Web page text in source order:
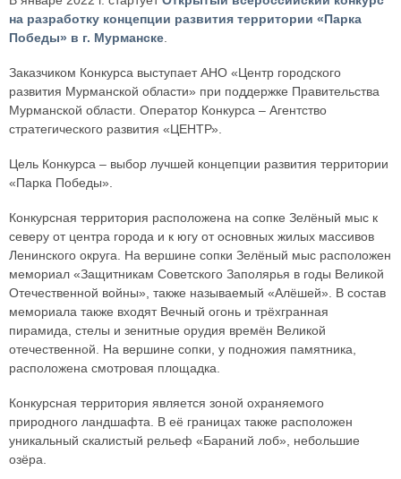
на разработку концепции развития территории «Парка
Победы» в г. Мурманске
Заказчиком Конкурса выступает АНО «Центр городского
развития Мурманской области» при поддержке Правительства
Мурманской области. Оператор Конкурса – Агентство
стратегического развития «ЦЕНТР».
Цель Конкурса – выбор лучшей концепции развития территории
«Парка Победы».
Конкурсная территория расположена на сопке Зелёный мыс к
северу от центра города и к югу от основных жилых массивов
Ленинского округа. На вершине сопки Зелёный мыс расположен
мемориал «Защитникам Советского Заполярья в годы Великой
Отечественной войны», также называемый «Алёшей». В состав
мемориала также входят Вечный огонь и трёхгранная
пирамида, стелы и зенитные орудия времён Великой
отечественной. На вершине сопки, у подножия памятника,
расположена смотровая площадка.
Конкурсная территория является зоной охраняемого
природного ландшафта. В её границах также расположен
уникальный скалистый рельеф «Бараний лоб», небольшие
озёра.